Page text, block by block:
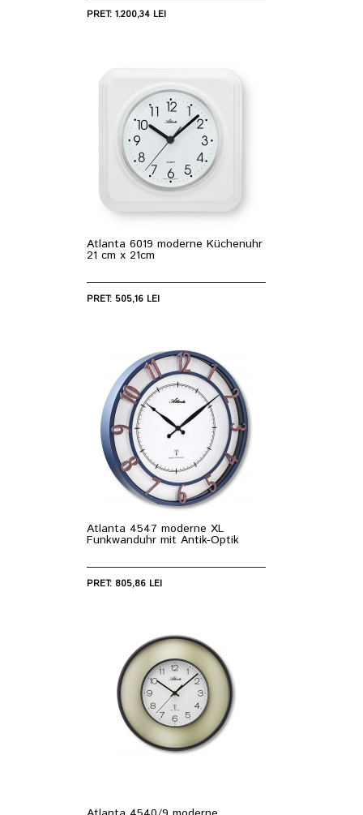
PRET: 1.200,34 LEI
Atlanta 6019 moderne Küchenuhr
21 cm x 21cm
PRET: 505,16 LEI
Atlanta 4547 moderne XL
Funkwanduhr mit Antik-Optik
PRET: 805,86 LEI